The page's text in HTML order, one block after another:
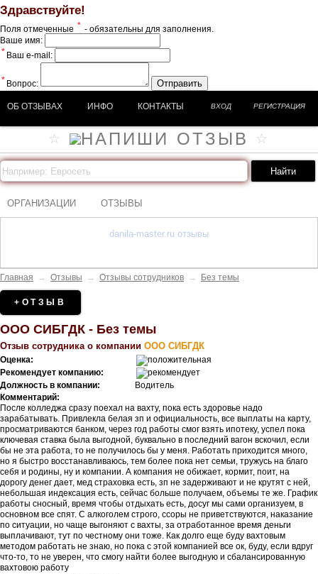
Здравствуйте!
Поля отмеченные * - обязательны для заполнения.
Ваше имя:
* Ваш e-mail:
* Вопрос: Отправить
ОБ ОТЗЫВАХ ИНФО КОНТАКТЫ ВХОД РЕГИСТРАЦИЯ
ОРГАНИЗАЦИИ ОТЗЫВЫ
danila-master.ru отзывы
Главная → Отзывы → Отзывы сотрудников → Без темы
+ОТЗЫВ
ООО СИБГДК - Без темы
Отзыв сотрудника о компании ООО СИБГДК
Оценка:
Рекомендует компанию:
Должность в компании:
Водитель
Комментарий:
После колледжа сразу поехал на вахту, пока есть здоровье надо
зарабатывать. Привлекла белая зп и официальность, все выплаты на карту,
просматриваются банком, через год работы смог взять ипотеку, успел пока
ключевая ставка была выгодной, буквально в последний вагон вскочил, если
бы не эта работа, то не получилось бы у меня. Работать приходится много,
но я быстро восстанавливаюсь, тем более пока нет семьи, тружусь на благо
себя и родины, ну и компании. А компания не обижает, кормит, поит, на
дорогу денег дает, мед страховка есть, зп не задерживают и не крутят с ней,
небольшая индексация есть, сейчас больше получаем, объемы те же. График
работы сносный, время чтобы отдыхать есть, досуг мы сами организуем, в
основном все спят. С алкоголем строго, ссоры не приветствуются, наказание
по ситуации, но чаще выгоняют с вахты, за отработанное время деньги
выплачивают, тут по честному они тоже. Как долго еще буду вахтовым
методом работать не знаю, но пока с этой компанией все ок, буду, если вдруг
что-то, то не уверен, что смогу найти более выгодную и сбалансированную
вахтовою работу